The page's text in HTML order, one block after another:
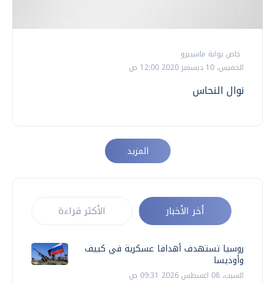
خاص بوابة ماسبيرو
الخميس، 10 ديسمبر 2020 12:00 ص
نوال النحاس
المزيد
أخر الأخبار الأكثر قراءة
روسيا تستهدف أهدافا عسكرية في كييف
وأوديسا
السبت، 08 اغسطس 2026 09:31 ص